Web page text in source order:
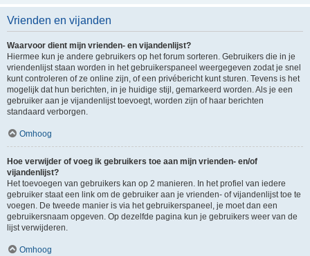
Vrienden en vijanden
Waarvoor dient mijn vrienden- en vijandenlijst?
Hiermee kun je andere gebruikers op het forum sorteren. Gebruikers die in je
vriendenlijst staan worden in het gebruikerspaneel weergegeven zodat je snel
kunt controleren of ze online zijn, of een privébericht kunt sturen. Tevens is het
mogelijk dat hun berichten, in je huidige stijl, gemarkeerd worden. Als je een
gebruiker aan je vijandenlijst toevoegt, worden zijn of haar berichten
standaard verborgen.
Omhoog
Hoe verwijder of voeg ik gebruikers toe aan mijn vrienden- en/of
vijandenlijst?
Het toevoegen van gebruikers kan op 2 manieren. In het profiel van iedere
gebruiker staat een link om de gebruiker aan je vrienden- of vijandenlijst toe te
voegen. De tweede manier is via het gebruikerspaneel, je moet dan een
gebruikersnaam opgeven. Op dezelfde pagina kun je gebruikers weer van de
lijst verwijderen.
Omhoog